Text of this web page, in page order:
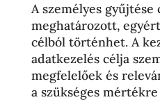
A személyes
meghatározott,
célból történhet. A
adatkezelés célja
megfelelőek és
a szükséges